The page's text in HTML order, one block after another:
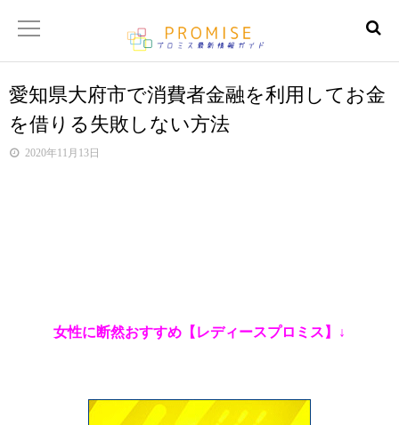
返済金額シュミレーター
【サイトマップ】
愛知県大府市で消費者金融を利用してお金
を借りる失敗しない方法
2020年11月13日
女性に断然おすすめ【レディースプロミス】↓